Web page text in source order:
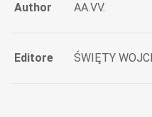
Author AA.VV.
Editore ŚWIĘTY